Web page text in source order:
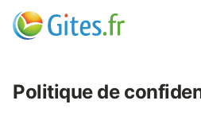
Politique de